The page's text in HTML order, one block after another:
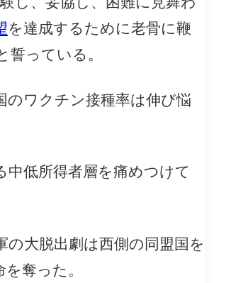
を達成するために老骨に鞭
っている。
のワクチン接種率は伸び悩
低所得者層を痛めつけて
大脱出劇は西側の同盟国を
奪った。